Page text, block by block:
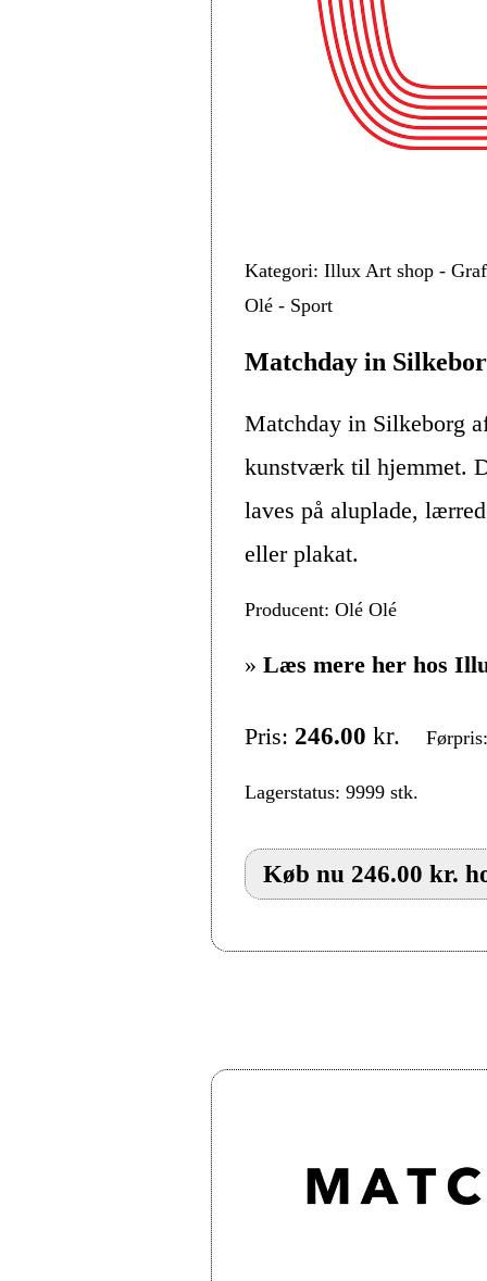
Kategori: Illux Art shop -
Olé - Sport
Matchday in
Matchday in Silkeborg
kunstværk til hjemmet.
laves på aluplade,
eller plakat.
Producent: Olé Olé
» Læs mere her hos
Pris: 246.00 kr.
Lagerstatus: 9999 stk.
Køb nu 246.00 kr.